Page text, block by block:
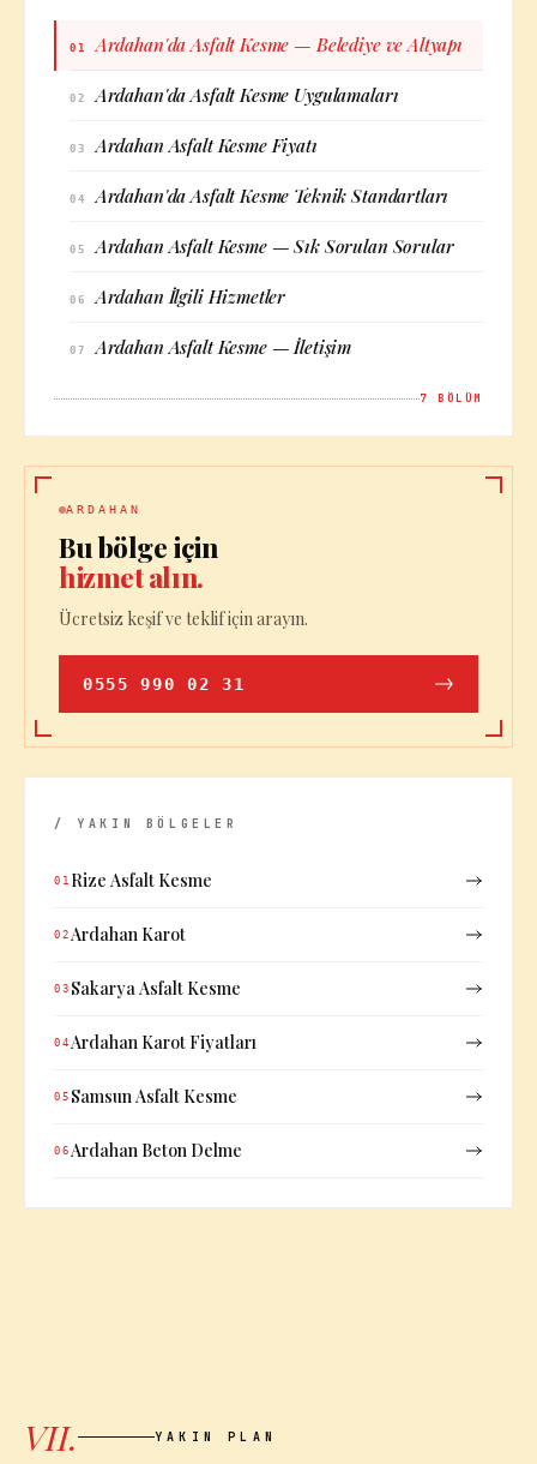
01 Ardahan'da Asfalt Kesme — Belediye ve Altyapı
02 Ardahan'da Asfalt Kesme Uygulamaları
03 Ardahan Asfalt Kesme Fiyatı
04 Ardahan'da Asfalt Kesme Teknik Standartları
05 Ardahan Asfalt Kesme — Sık Sorulan Sorular
06 Ardahan İlgili Hizmetler
07 Ardahan Asfalt Kesme — İletişim
7 BÖLÜM
ARDAHAN
Bu bölge için
hizmet alın.
Ücretsiz keşif ve teklif için arayın.
0555 990 02 31
/ YAKIN BÖLGELER
01 Rize Asfalt Kesme
02 Ardahan Karot
03 Sakarya Asfalt Kesme
04 Ardahan Karot Fiyatları
05 Samsun Asfalt Kesme
06 Ardahan Beton Delme
VII. YAKIN PLAN